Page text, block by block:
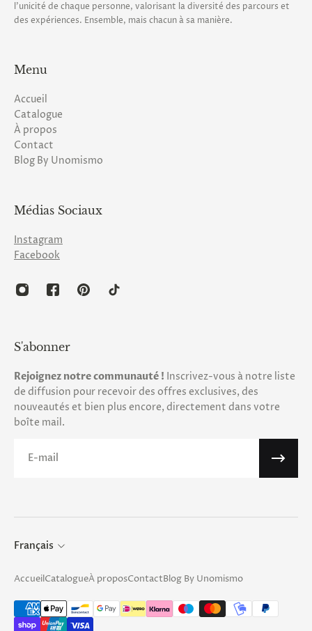
l’unicité de chaque personne, valorisant la diversité des parcours et
des expériences. Ensemble, mais chacun à sa manière.
Menu
Accueil
Catalogue
À propos
Contact
Blog By Unomismo
Médias Sociaux
Instagram
Facebook
S'abonner
Rejoignez notre communauté ! Inscrivez-vous à notre liste
de diffusion pour recevoir des offres exclusives, des
nouveautés et bien plus encore, directement dans votre
boîte mail.
Français
AccueilCatalogueÀ proposContactBlog By Unomismo